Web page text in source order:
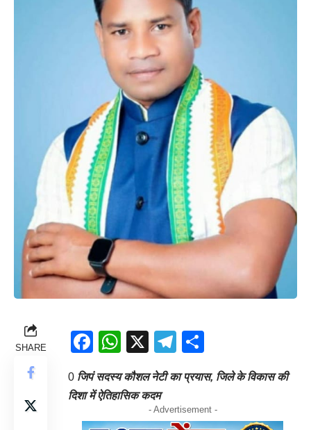
SHARE Facebook
WhatsApp
X Telegram
0 जिपं सदस्य कौशल नेटी का प्रयास, जिले के विकास की
दिशा में ऐतिहासिक कदम
- Advertisement -